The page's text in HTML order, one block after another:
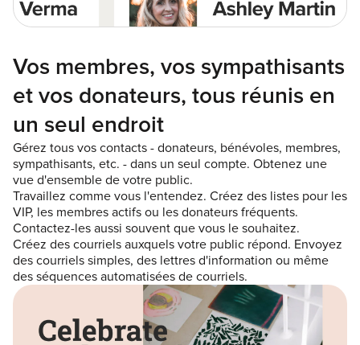
Vos membres, vos sympathisants
et vos donateurs, tous réunis en
un seul endroit
Gérez tous vos contacts - donateurs, bénévoles, membres,
sympathisants, etc. - dans un seul compte. Obtenez une
vue d'ensemble de votre public.
Travaillez comme vous l'entendez. Créez des listes pour les
VIP, les membres actifs ou les donateurs fréquents.
Contactez-les aussi souvent que vous le souhaitez.
Créez des courriels auxquels votre public répond. Envoyez
des courriels simples, des lettres d'information ou même
des séquences automatisées de courriels.